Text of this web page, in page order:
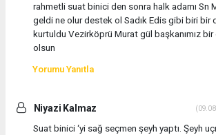
rahmetli suat binici den sonra halk adamı Sn
geldi ne olur destek ol Sadık Edis gibi biri bir
kurtuldu Vezirköprü Murat gül başkanımız
olsun
Yorumu Yanıtla
Niyazi Kalmaz
Suat binici ‘yi sağ seçmen şeyh yaptı. Şeyh